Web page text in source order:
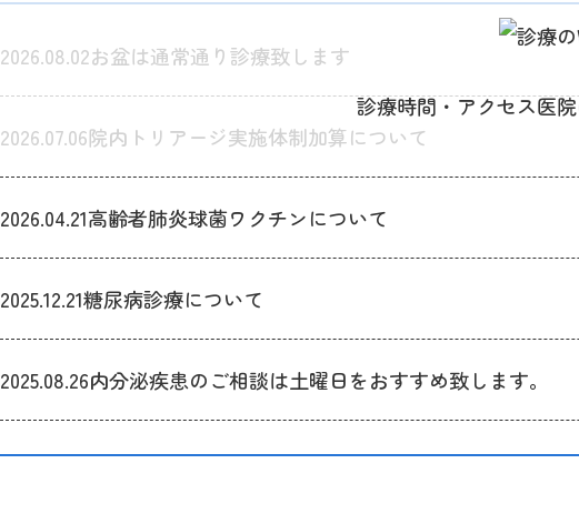
診療時間・アクセス医
2026.08.02お盆は通常通り診療致します
2026.07.06院内トリアージ実施体制加算について
2026.04.21高齢者肺炎球菌ワクチンについて
2025.12.21糖尿病診療について
2025.08.26内分泌疾患のご相談は土曜日をおすすめ致します。